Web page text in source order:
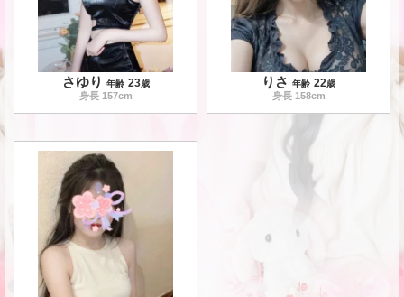
さゆり 年齢 23歳
身長 157cm
りさ 年齢 22歳
身長 158cm